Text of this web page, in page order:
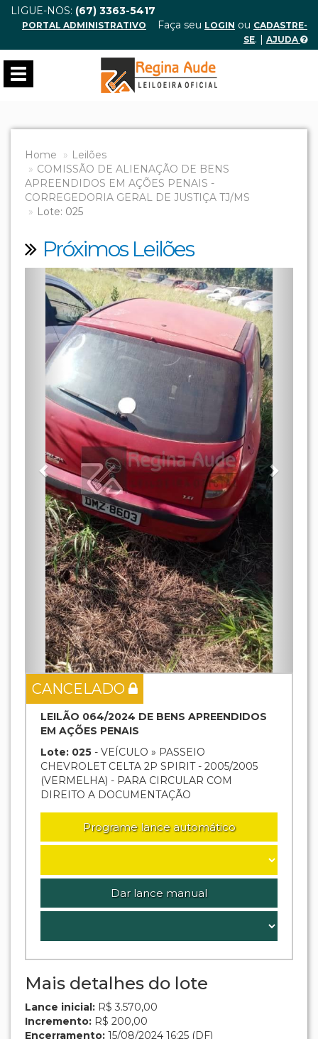
LIGUE-NOS: (67) 3363-5417
PORTAL ADMINISTRATIVO Faça seu LOGIN ou CADASTRE-
SE. | AJUDA
Toggle
navigation
Home
Leilões
COMISSÃO DE ALIENAÇÃO DE BENS
APREENDIDOS EM AÇÕES PENAIS -
CORREGEDORIA GERAL DE JUSTIÇA TJ/MS
Lote: 025
Próximos Leilões
Previous Next
CANCELADO
LEILÃO 064/2024 DE BENS APREENDIDOS
EM AÇÕES PENAIS
Lote: 025 - VEÍCULO » PASSEIO
CHEVROLET CELTA 2P SPIRIT - 2005/2005
(VERMELHA) - PARA CIRCULAR COM
DIREITO A DOCUMENTAÇÃO
Programe lance automático
Dar lance manual
Mais detalhes do lote
Lance inicial: R$ 3.570,00
Incremento: R$ 200,00
Encerramento: 15/08/2024 16:25 (DF)